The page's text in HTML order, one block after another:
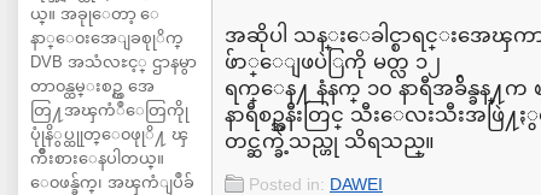
ယ္။ အခုုေတာ့ ေ
နာ္ေ၀းအေျခစုုိက္
DVB အသံလႊင့္ ဌာနမွာ
တာ၀န္ထမ္းစဥ္က အေ
တြ႔အၾကံဳေတြကိုု
ပုုံနိွပ္ထုုတ္ေ၀ဖုုိ႔ ၾ
ကိဳးစားေနပါတယ္။
ေ၀ဖန္ခ်က္၊ အၾကံျပဳခ်
အဆိုပါ သန္းေခါင္စာရင္းအေၾ
ဖ်ာ္ေျဖပဲြကို မတ္လ ၁၂
ရက္ေန႔ နံနက္ ၁၀ နာရီအခ်ိန္ခန္႔က
နာရီစဥ္အနီးတြင္ သီးေလးသီးအဖ
တင္ဆက္ခဲ့သည္ဟု သိရသည္။
Posted in: DAWEI